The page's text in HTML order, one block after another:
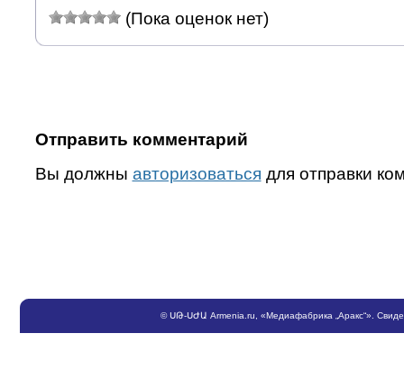
(Пока оценок нет)
Отправить комментарий
Вы должны авторизоваться для отправки
©ՍԹ-ՍԺԱ Armenia.ru , «Медиафабрика „Аракс“».